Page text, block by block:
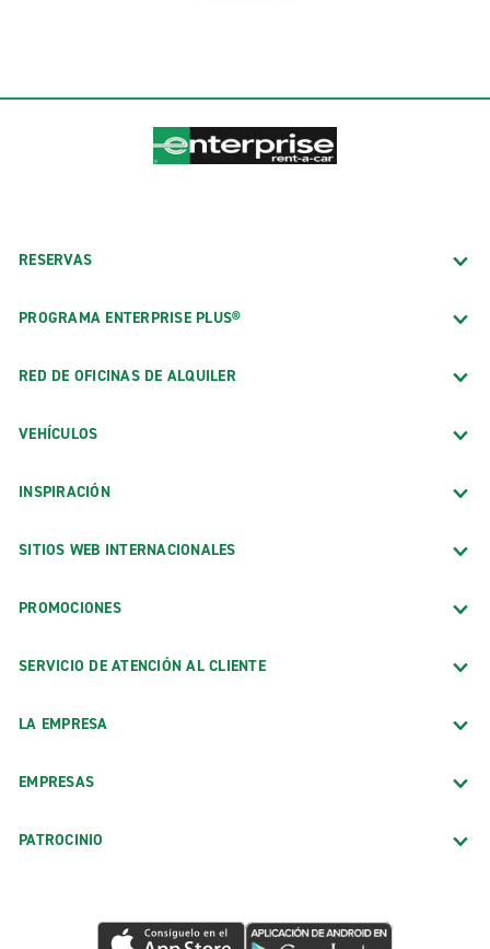
RESERVAS
PROGRAMA ENTERPRISE PLUS®
RED DE OFICINAS DE ALQUILER
VEHÍCULOS
INSPIRACIÓN
SITIOS WEB INTERNACIONALES
PROMOCIONES
SERVICIO DE ATENCIÓN AL CLIENTE
LA EMPRESA
EMPRESAS
PATROCINIO